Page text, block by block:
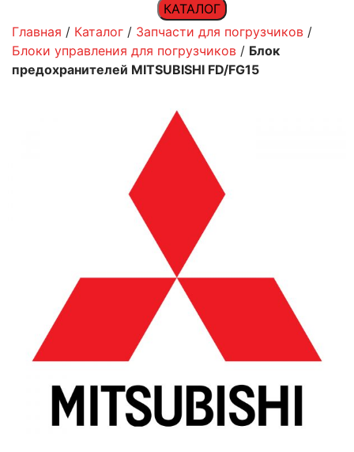
КАТАЛОГ
Главная / Каталог / Запчасти для погрузчиков /
Блоки управления для погрузчиков / Блок
предохранителей MITSUBISHI FD/FG15